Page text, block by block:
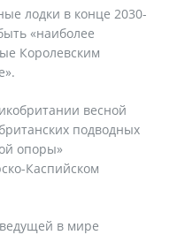
лодки в конце 2030-
«наиболее
Королевским
весной
подводных
опоры»
Каспийском
в мире